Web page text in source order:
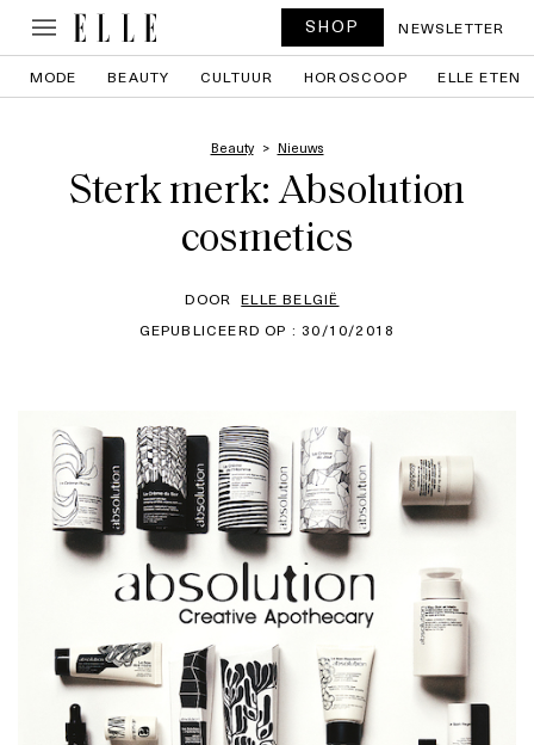
SHOP NEWSLETTER
MODE BEAUTY CULTUUR HOROSCOOP ELLE ETEN
Beauty Nieuws
Sterk merk: Absolution
cosmetics
DOOR ELLE BELGIË
GEPUBLICEERD OP : 30/10/2018